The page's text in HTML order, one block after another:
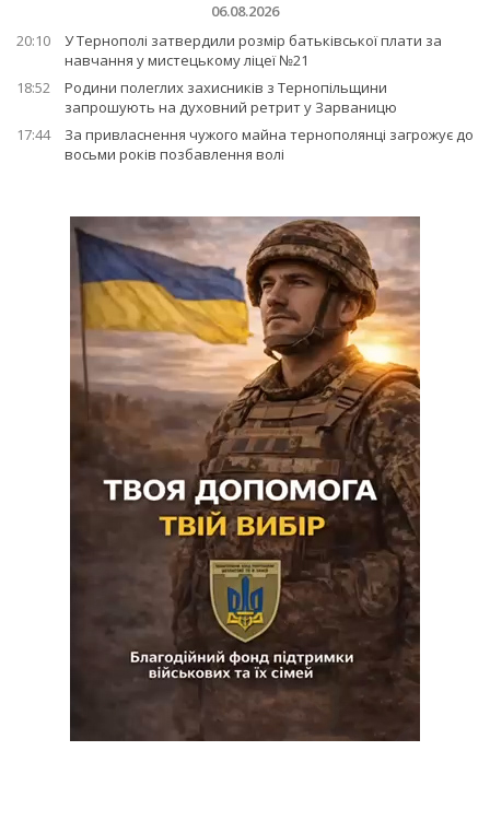
06.08.2026
20:10
У Тернополі затвердили розмір батьківської плати за
навчання у мистецькому ліцеї №21
18:52
Родини полеглих захисників з Тернопільщини
запрошують на духовний ретрит у Зарваницю
17:44
За привласнення чужого майна тернополянці загрожує до
восьми років позбавлення волі